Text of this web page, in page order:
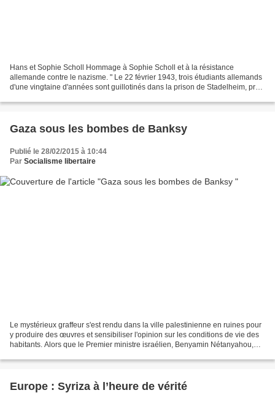
Hans et Sophie Scholl Hommage à Sophie Scholl et à la résistance
allemande contre le nazisme. " Le 22 février 1943, trois étudiants allemands
d'une vingtaine d'années sont guillotinés dans la prison de Stadelheim, près
Gaza sous les bombes de Banksy
Publié le 28/02/2015 à 10:44
Par Socialisme libertaire
Le mystérieux graffeur s'est rendu dans la ville palestinienne en ruines pour
y produire des œuvres et sensibiliser l'opinion sur les conditions de vie des
habitants. Alors que le Premier ministre israélien, Benyamin Nétanyahou,
Europe : Syriza à l’heure de vérité